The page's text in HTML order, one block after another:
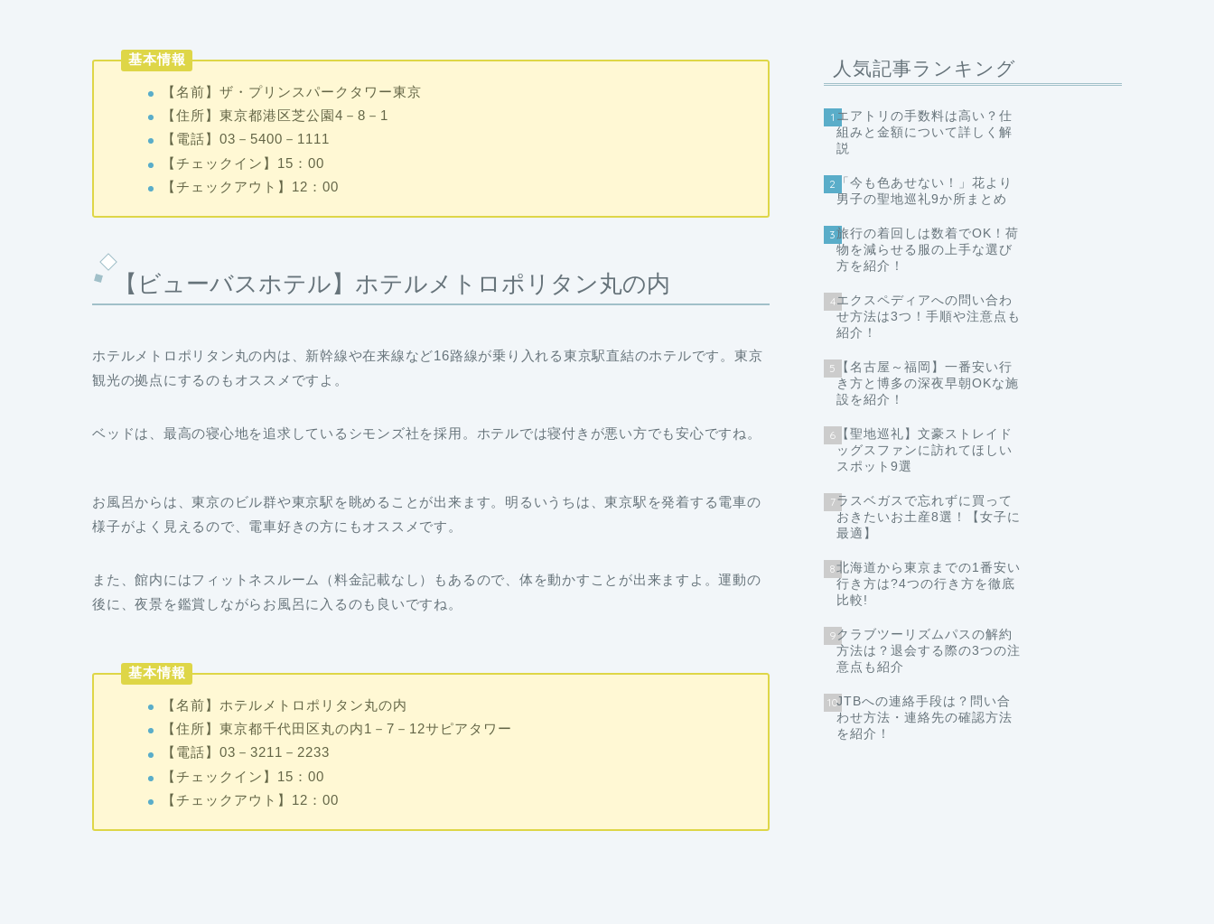
基本情報
【名前】ザ・プリンスパークタワー東京
【住所】東京都港区芝公園4－8－1
【電話】03－5400－1111
【チェックイン】15：00
【チェックアウト】12：00
【ビューバスホテル】ホテルメトロポリタン丸の内
ホテルメトロポリタン丸の内は、新幹線や在来線など16路線が乗り入れる東京駅直結のホテルです。東京
観光の拠点にするのもオススメですよ。
ベッドは、最高の寝心地を追求しているシモンズ社を採用。ホテルでは寝付きが悪い方でも安心ですね。
お風呂からは、東京のビル群や東京駅を眺めることが出来ます。明るいうちは、東京駅を発着する電車の
様子がよく見えるので、電車好きの方にもオススメです。
また、館内にはフィットネスルーム（料金記載なし）もあるので、体を動かすことが出来ますよ。運動の
後に、夜景を鑑賞しながらお風呂に入るのも良いですね。
基本情報
【名前】ホテルメトロポリタン丸の内
【住所】東京都千代田区丸の内1－7－12サピアタワー
【電話】03－3211－2233
【チェックイン】15：00
【チェックアウト】12：00
人気記事ランキング
1 エアトリの手数料は高い？仕
組みと金額について詳しく解
説
2 「今も色あせない！」花より
男子の聖地巡礼9か所まとめ
3旅行の着回しは数着でOK！荷
物を減らせる服の上手な選び
方を紹介！
4エクスペディアへの問い合わ
せ方法は3つ！手順や注意点も
紹介！
5 【名古屋～福岡】一番安い行
き方と博多の深夜早朝OKな施
設を紹介！
6 【聖地巡礼】文豪ストレイド
ッグスファンに訪れてほしい
スポット9選
7ラスベガスで忘れずに買って
おきたいお土産8選！【女子に
最適】
8北海道から東京までの1番安い
行き方は?4つの行き方を徹底
比較!
9 クラブツーリズムパスの解約
方法は？退会する際の3つの注
意点も紹介
10JTBへの連絡手段は？問い合
わせ方法・連絡先の確認方法
を紹介！